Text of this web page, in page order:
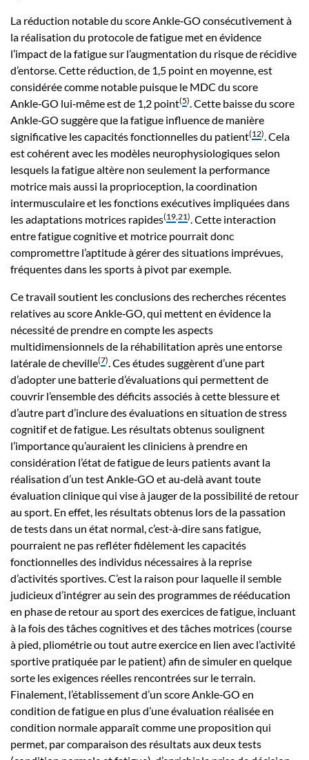
La réduction notable du score Ankle‑GO consécutivement à
la réalisation du protocole de fatigue met en évidence
l’impact de la fatigue sur l’augmentation du risque de récidive
d’entorse. Cette réduction, de 1,5 point en moyenne, est
considérée comme notable puisque le MDC du score
Ankle‑GO lui‑même est de 1,2 point(5). Cette baisse du score
Ankle‑GO suggère que la fatigue influence de manière
significative les capacités fonctionnelles du patient(12). Cela
est cohérent avec les modèles neurophysiologiques selon
lesquels la fatigue altère non seulement la performance
motrice mais aussi la proprioception, la coordination
intermusculaire et les fonctions exécutives impliquées dans
les adaptations motrices rapides(19 21). Cette interaction
entre fatigue cognitive et motrice pourrait donc
compromettre l’aptitude à gérer des situations imprévues,
fréquentes dans les sports à pivot par exemple.
Ce travail soutient les conclusions des recherches récentes
relatives au score Ankle‑GO, qui mettent en évidence la
nécessité de prendre en compte les aspects
multidimensionnels de la réhabilitation après une entorse
latérale de cheville(7). Ces études suggèrent d’une part
d’adopter une batterie d’évaluations qui permettent de
couvrir l’ensemble des déficits associés à cette blessure et
d’autre part d’inclure des évaluations en situation de stress
cognitif et de fatigue. Les résultats obtenus soulignent
l’importance qu’auraient les cliniciens à prendre en
considération l’état de fatigue de leurs patients avant la
réalisation d’un test Ankle‑GO et au‑delà avant toute
évaluation clinique qui vise à jauger de la possibilité de retour
au sport. En effet, les résultats obtenus lors de la passation
de tests dans un état normal, c’est‑à‑dire sans fatigue,
pourraient ne pas refléter fidèlement les capacités
fonctionnelles des individus nécessaires à la reprise
d’activités sportives. C’est la raison pour laquelle il semble
judicieux d’intégrer au sein des programmes de rééducation
en phase de retour au sport des exercices de fatigue, incluant
à la fois des tâches cognitives et des tâches motrices (course
à pied, pliométrie ou tout autre exercice en lien avec l’activité
sportive pratiquée par le patient) afin de simuler en quelque
sorte les exigences réelles rencontrées sur le terrain.
Finalement, l’établissement d’un score Ankle‑GO en
condition de fatigue en plus d’une évaluation réalisée en
condition normale apparaît comme une proposition qui
permet, par comparaison des résultats aux deux tests